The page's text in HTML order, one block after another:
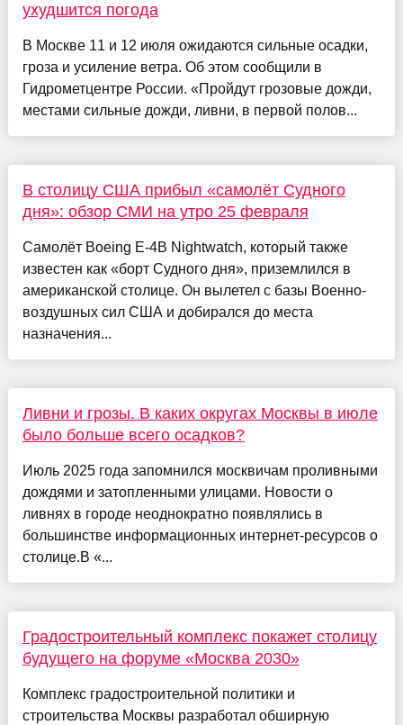
ухудшится погода
В Москве 11 и 12 июля ожидаются сильные осадки,
гроза и усиление ветра. Об этом сообщили в
Гидрометцентре России. «Пройдут грозовые дожди,
местами сильные дожди, ливни, в первой полов...
В столицу США прибыл «самолёт Судного
дня»: обзор СМИ на утро 25 февраля
Самолёт Boeing E-4B Nightwatch, который также
известен как «борт Судного дня», приземлился в
американской столице. Он вылетел с базы Военно-
воздушных сил США и добирался до места
назначения...
Ливни и грозы. В каких округах Москвы в июле
было больше всего осадков?
Июль 2025 года запомнился москвичам проливными
дождями и затопленными улицами. Новости о
ливнях в городе неоднократно появлялись в
большинстве информационных интернет-ресурсов о
столице.В «...
Градостроительный комплекс покажет столицу
будущего на форуме «Москва 2030»
Комплекс градостроительной политики и
строительства Москвы разработал обширную